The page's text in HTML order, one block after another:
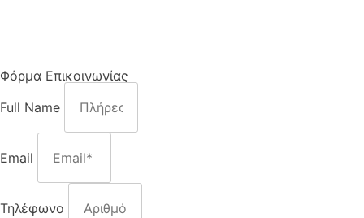
Φόρμα Επικοινωνίας
Full Name
Email
Τηλέφωνο